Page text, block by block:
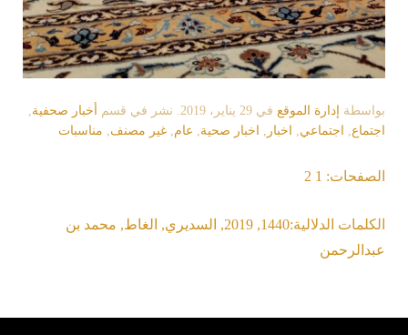
بواسطة إدارة الموقع في 29 يناير، 2019 . نشر في قسم أخبار صحفية
اجتماع
اجتماعي اخبار اخبار صحية عام غير مصنف مناسبات
الصفحات: 1
2
الكلمات الدلالية:1440
,
2019
, السديري, الغاط, محمد بن
عبدالرحمن